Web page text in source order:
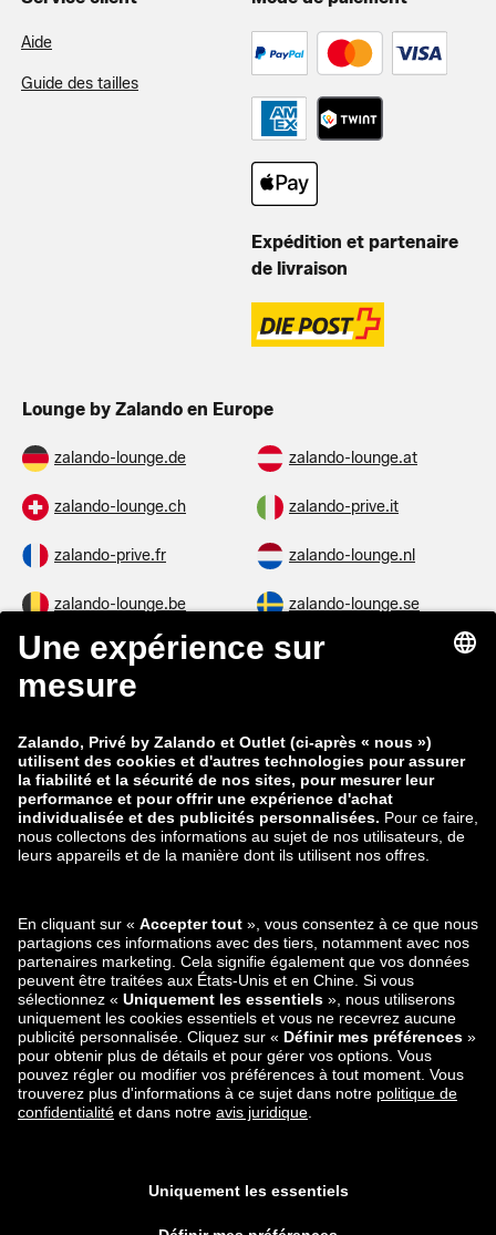
Aide
Guide des tailles
Expédition et partenaire
de livraison
Lounge by Zalando en Europe
zalando-lounge.de zalando-lounge.at
zalando-lounge.ch zalando-prive.it
zalando-prive.fr zalando-lounge.nl
zalando-lounge.be zalando-lounge.se
zalando-lounge.fi zalando-lounge.dk
zalando-lounge.co.uk
zalando-prive.es zalando-lounge.cz
zalando-lounge.lt zalando-lounge.sk
zalando-lounge.ro zalando-lounge.hr
zalando-lounge.lu zalando-lounge.ee
zalando-lounge.lv zalando-lounge.no
Retrouvez-nous
aussi sur
prix de vente conseillé